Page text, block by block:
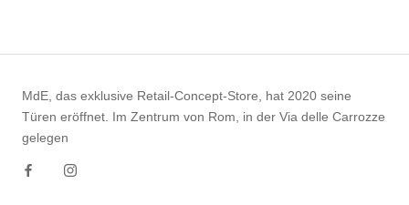
MdE, das exklusive Retail-Concept-Store, hat 2020 seine
Türen eröffnet. Im Zentrum von Rom, in der Via delle Carrozze
gelegen